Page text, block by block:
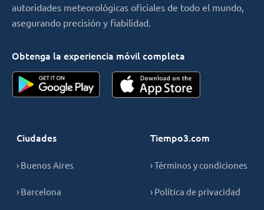
autoridades meteorológicas oficiales de todo el mundo,
asegurando precisión y fiabilidad.
Obtenga la experiencia móvil completa
Ciudades
› Buenos Aires
› Barcelona
Tiempo3.com
› Términos y condiciones
› Política de privacidad